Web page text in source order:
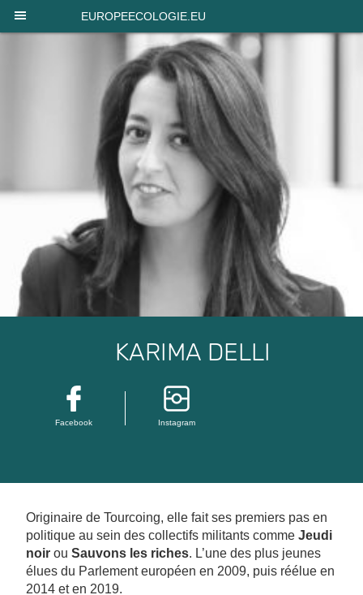
EUROPEECOLOGIE.EU
KARIMA DELLI
Facebook Instagram
Originaire de Tourcoing, elle fait ses premiers pas en
politique au sein des collectifs militants comme Jeudi
noir ou Sauvons les riches. L’une des plus jeunes
élues du Parlement européen en 2009, puis réélue en
2014 et en 2019.